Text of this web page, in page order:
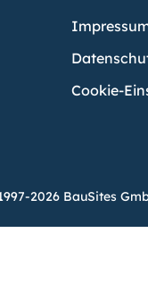
Cookie-
2026 BauSites